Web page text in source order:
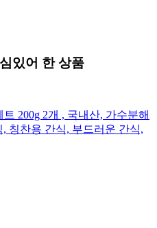
있어 한 상품
200g 2개 , 국내산, 가수분해
칭찬용 간식, 부드러운 간식,